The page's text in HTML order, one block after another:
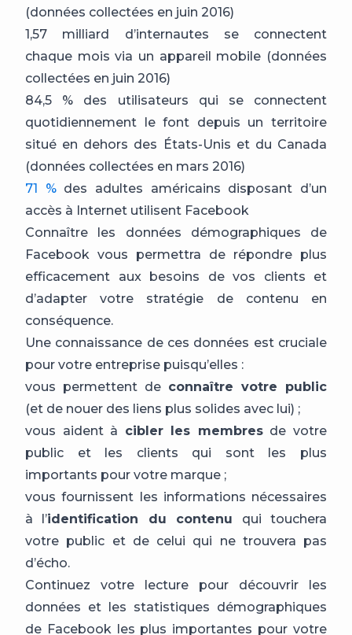
(données collectées en juin 2016)
1,57 milliard d’internautes se connectent
chaque mois via un appareil mobile (données
collectées en juin 2016)
84,5 % des utilisateurs qui se connectent
quotidiennement le font depuis un territoire
situé en dehors des États-Unis et du Canada
(données collectées en mars 2016)
71 % des adultes américains disposant d’un
accès à Internet utilisent Facebook
Connaître les données démographiques de
Facebook vous permettra de répondre plus
efficacement aux besoins de vos clients et
d’adapter votre stratégie de contenu en
conséquence.
Une connaissance de ces données est cruciale
pour votre entreprise puisqu’elles :
vous permettent de connaître votre public
(et de nouer des liens plus solides avec lui) ;
vous aident à cibler les membresde votre
public et les clients qui sont les plus
importants pour votre marque ;
vous fournissent les informations nécessaires
à l’identification du contenu qui touchera
votre public et de celui qui ne trouvera pas
d’écho.
Continuez votre lecture pour découvrir les
données et les statistiques démographiques
de Facebook les plus importantes pour votre